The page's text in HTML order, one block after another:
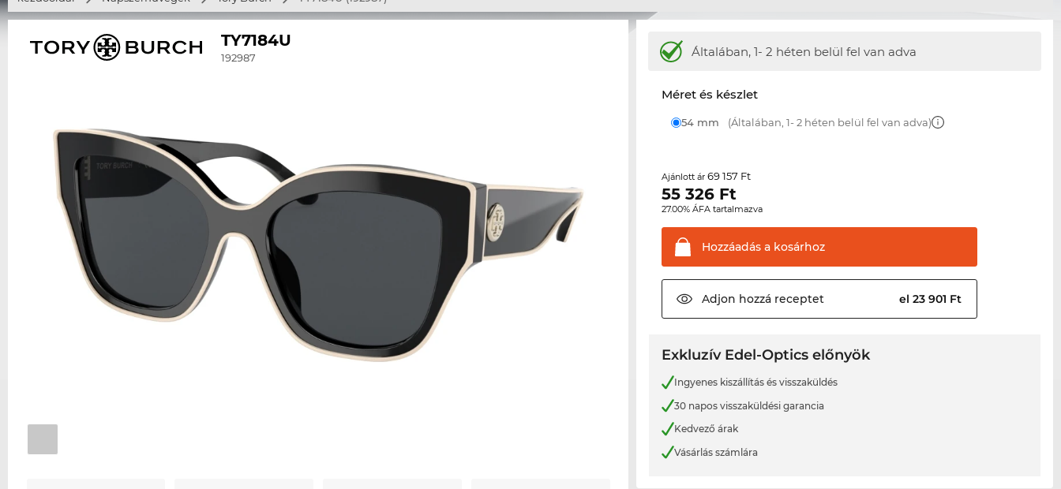
TY7184U
192987 Általában, 1- 2 héten belül fel van adva
Méret és készlet
54 mm (Általában, 1- 2 héten belül fel van adva)
Ajánlott ár69 157 Ft
55 326 Ft
27.00% ÁFA tartalmazva
Hozzáadás a kosárhoz
Adjon hozzá receptet el 23 901 Ft
Exkluzív Edel-Optics előnyök
Ingyenes kiszállítás és visszaküldés
30 napos visszaküldési garancia
Kedvező árak
Vásárlás számlára